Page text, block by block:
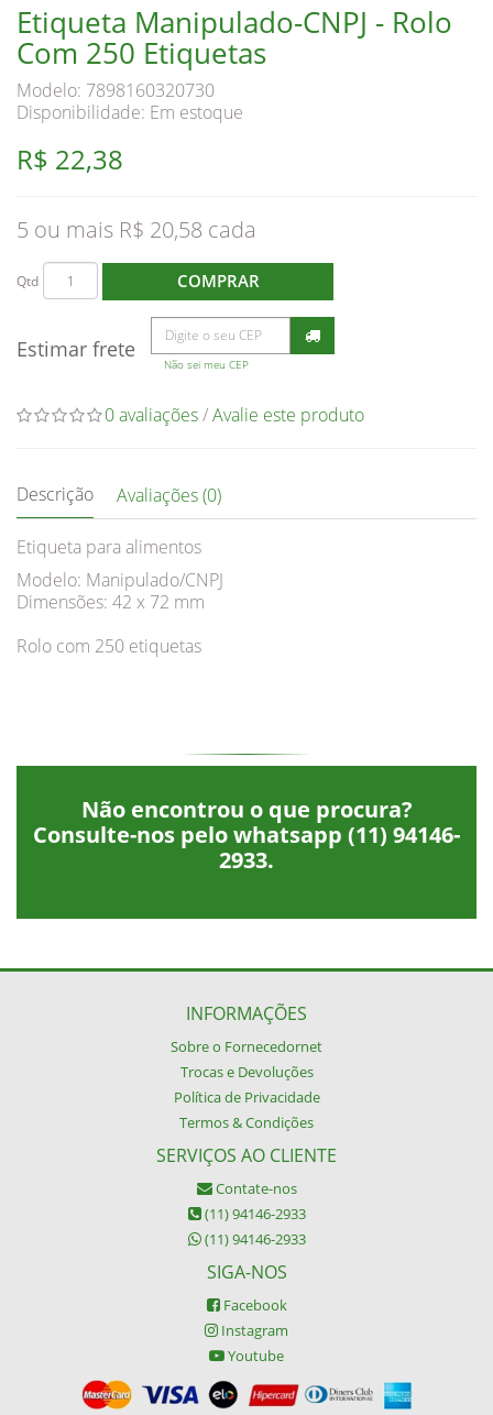
Etiqueta Manipulado-CNPJ - Rolo
Com 250 Etiquetas
Modelo: 7898160320730
Disponibilidade: Em estoque
R$ 22,38
5 ou mais R$ 20,58
Qtd COMPRAR
Estimar frete
Não sei meu CEP
0 avaliações/Avalie este produto
Descrição Avaliações (0)
Etiqueta para alimentos
Modelo: Manipulado/CNPJ
Dimensões: 42 x 72 mm
Rolo com 250 etiquetas
Não encontrou o que procura?
Consulte-nos pelo whatsapp (11) 94146-
2933.
INFORMAÇÕES
Sobre o Fornecedornet
Trocas e Devoluções
Política de Privacidade
Termos & Condições
SERVIÇOS AO CLIENTE
Contate-nos
(11) 94146-2933
(11) 94146-2933
SIGA-NOS
Facebook
Instagram
Youtube